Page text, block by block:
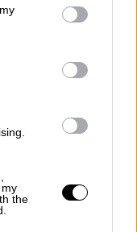
You may click to
party tags to
in below Google
the
την πράξη
απόσταση το
είχε φτάσει